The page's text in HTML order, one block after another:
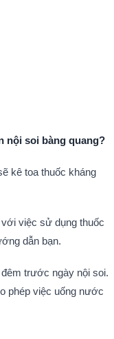
nội soi bàng quang?
kê toa thuốc kháng
việc sử dụng thuốc
dẫn bạn.
trước ngày nội soi.
phép việc uống nước